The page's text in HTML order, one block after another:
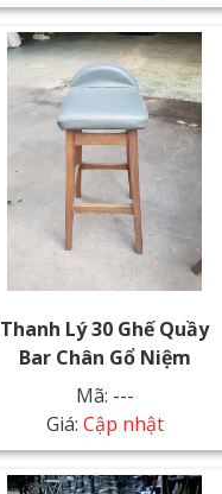
Thanh Lý 30 Ghế Quầy
Bar Chân Gổ Niệm
Mã: ---
Giá: Cập nhật